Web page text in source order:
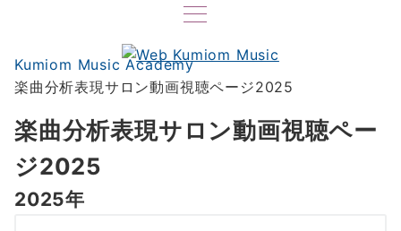
Kumiom Music Academy
楽曲分析表現サロン動画視聴ページ2025
楽曲分析表現サロン動画視聴ペー
ジ2025
2025年